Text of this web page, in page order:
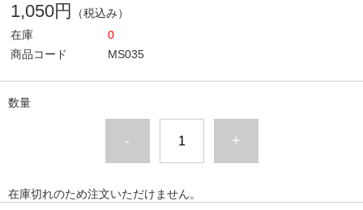
1,050円
（税込み）
在庫
0
商品コード
MS035
数量
- +
在庫切れのため注文いただけません。